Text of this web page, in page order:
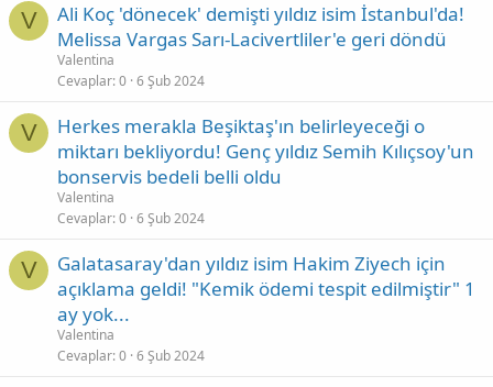
V
Ali Koç 'dönecek' demişti yıldız isim İstanbul'da!
Melissa Vargas Sarı-Lacivertliler'e geri döndü
Valentina
Cevaplar 0 6 Şub 2024
V
Herkes merakla Beşiktaş'ın belirleyeceği o
miktarı bekliyordu! Genç yıldız Semih Kılıçsoy'un
bonservis bedeli belli oldu
Valentina
Cevaplar 0 6 Şub 2024
V
Galatasaray'dan yıldız isim Hakim Ziyech için
açıklama geldi! "Kemik ödemi tespit edilmiştir" 1
ay yok...
Valentina
Cevaplar 0 6 Şub 2024